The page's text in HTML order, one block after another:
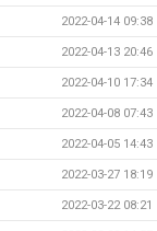
2022-04-14 09:38
2022-04-13 20:46
2022-04-10 17:34
2022-04-08 07:43
2022-04-05 14:43
2022-03-27 18:19
2022-03-22 08:21